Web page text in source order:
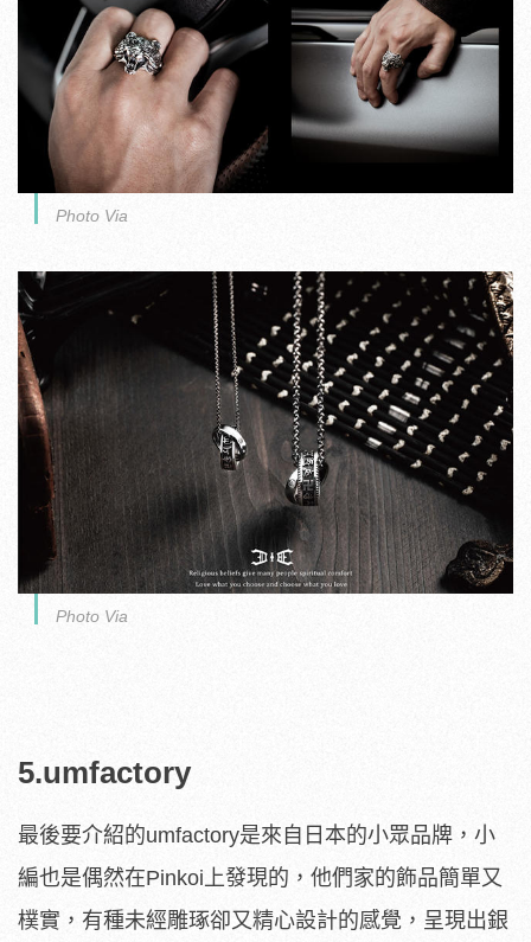
Photo Via
Photo Via
5.umfactory
最後要介紹的umfactory是來自日本的小眾品牌，小
編也是偶然在Pinkoi上發現的，他們家的飾品簡單又
樸實，有種未經雕琢卻又精心設計的感覺，呈現出銀